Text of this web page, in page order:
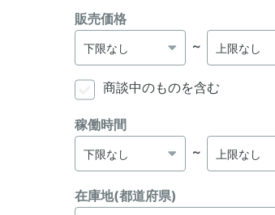
販売価格
～
商談中のものを含む
稼働時間
～
在庫地(都道府県)